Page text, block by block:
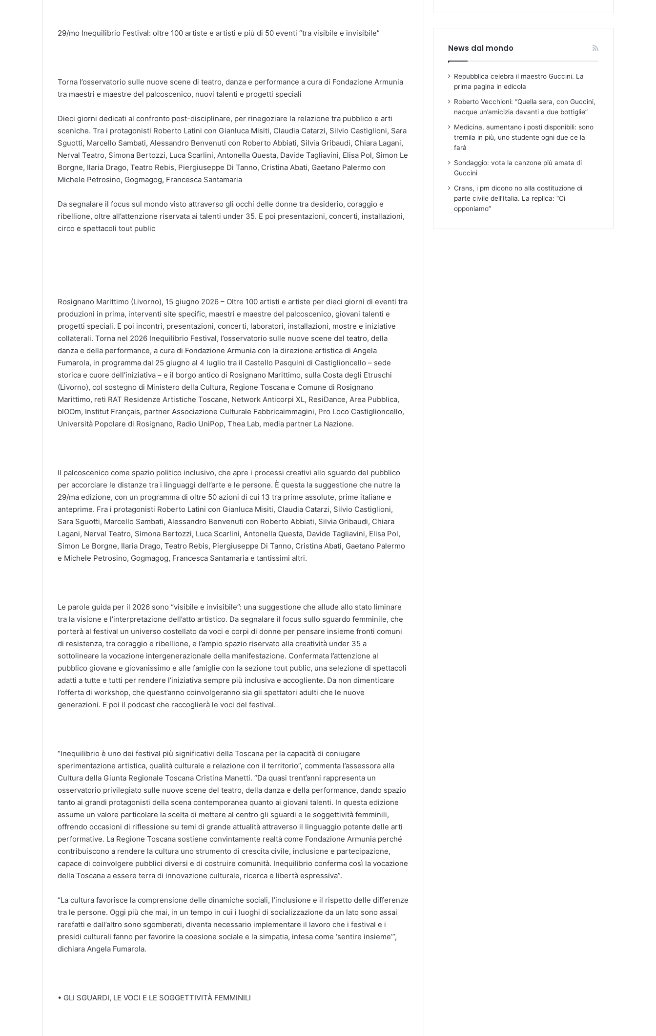
29/mo Inequilibrio Festival: oltre 100 artiste e artisti e più di 50 eventi “tra visibile e invisibile”
Torna l’osservatorio sulle nuove scene di teatro, danza e performance a cura di Fondazione Armunia
tra maestri e maestre del palcoscenico, nuovi talenti e progetti speciali
Dieci giorni dedicati al confronto post-disciplinare, per rinegoziare la relazione tra pubblico e arti
sceniche. Tra i protagonisti Roberto Latini con Gianluca Misiti, Claudia Catarzi, Silvio Castiglioni, Sara
Sguotti, Marcello Sambati, Alessandro Benvenuti con Roberto Abbiati, Silvia Gribaudi, Chiara Lagani,
Nerval Teatro, Simona Bertozzi, Luca Scarlini, Antonella Questa, Davide Tagliavini, Elisa Pol, Simon Le
Borgne, Ilaria Drago, Teatro Rebis, Piergiuseppe Di Tanno, Cristina Abati, Gaetano Palermo con
Michele Petrosino, Gogmagog, Francesca Santamaria
Da segnalare il focus sul mondo visto attraverso gli occhi delle donne tra desiderio, coraggio e
ribellione, oltre all’attenzione riservata ai talenti under 35. E poi presentazioni, concerti, installazioni,
circo e spettacoli tout public
Rosignano Marittimo (Livorno), 15 giugno 2026 – Oltre 100 artisti e artiste per dieci giorni di eventi tra
produzioni in prima, interventi site specific, maestri e maestre del palcoscenico, giovani talenti e
progetti speciali. E poi incontri, presentazioni, concerti, laboratori, installazioni, mostre e iniziative
collaterali. Torna nel 2026 Inequilibrio Festival, l’osservatorio sulle nuove scene del teatro, della
danza e della performance, a cura di Fondazione Armunia con la direzione artistica di Angela
Fumarola, in programma dal 25 giugno al 4 luglio tra il Castello Pasquini di Castiglioncello – sede
storica e cuore dell’iniziativa – e il borgo antico di Rosignano Marittimo, sulla Costa degli Etruschi
(Livorno), col sostegno di Ministero della Cultura, Regione Toscana e Comune di Rosignano
Marittimo, reti RAT Residenze Artistiche Toscane, Network Anticorpi XL, ResiDance, Area Pubblica,
blOOm, Institut Français, partner Associazione Culturale Fabbricaimmagini, Pro Loco Castiglioncello,
Università Popolare di Rosignano, Radio UniPop, Thea Lab, media partner La Nazione.
Il palcoscenico come spazio politico inclusivo, che apre i processi creativi allo sguardo del pubblico
per accorciare le distanze tra i linguaggi dell’arte e le persone. È questa la suggestione che nutre la
29/ma edizione, con un programma di oltre 50 azioni di cui 13 tra prime assolute, prime italiane e
anteprime. Fra i protagonisti Roberto Latini con Gianluca Misiti, Claudia Catarzi, Silvio Castiglioni,
Sara Sguotti, Marcello Sambati, Alessandro Benvenuti con Roberto Abbiati, Silvia Gribaudi, Chiara
Lagani, Nerval Teatro, Simona Bertozzi, Luca Scarlini, Antonella Questa, Davide Tagliavini, Elisa Pol,
Simon Le Borgne, Ilaria Drago, Teatro Rebis, Piergiuseppe Di Tanno, Cristina Abati, Gaetano Palermo
e Michele Petrosino, Gogmagog, Francesca Santamaria e tantissimi altri.
Le parole guida per il 2026 sono “visibile e invisibile”: una suggestione che allude allo stato liminare
tra la visione e l’interpretazione dell’atto artistico. Da segnalare il focus sullo sguardo femminile, che
porterà al festival un universo costellato da voci e corpi di donne per pensare insieme fronti comuni
di resistenza, tra coraggio e ribellione, e l’ampio spazio riservato alla creatività under 35 a
sottolineare la vocazione intergenerazionale della manifestazione. Confermata l’attenzione al
pubblico giovane e giovanissimo e alle famiglie con la sezione tout public, una selezione di spettacoli
adatti a tutte e tutti per rendere l’iniziativa sempre più inclusiva e accogliente. Da non dimenticare
l’offerta di workshop, che quest’anno coinvolgeranno sia gli spettatori adulti che le nuove
generazioni. E poi il podcast che raccoglierà le voci del festival.
“Inequilibrio è uno dei festival più significativi della Toscana per la capacità di coniugare
sperimentazione artistica, qualità culturale e relazione con il territorio”, commenta l’assessora alla
Cultura della Giunta Regionale Toscana Cristina Manetti. “Da quasi trent’anni rappresenta un
osservatorio privilegiato sulle nuove scene del teatro, della danza e della performance, dando spazio
tanto ai grandi protagonisti della scena contemporanea quanto ai giovani talenti. In questa edizione
assume un valore particolare la scelta di mettere al centro gli sguardi e le soggettività femminili,
offrendo occasioni di riflessione su temi di grande attualità attraverso il linguaggio potente delle arti
performative. La Regione Toscana sostiene convintamente realtà come Fondazione Armunia perché
contribuiscono a rendere la cultura uno strumento di crescita civile, inclusione e partecipazione,
capace di coinvolgere pubblici diversi e di costruire comunità. Inequilibrio conferma così la vocazione
della Toscana a essere terra di innovazione culturale, ricerca e libertà espressiva”.
“La cultura favorisce la comprensione delle dinamiche sociali, l’inclusione e il rispetto delle differenze
tra le persone. Oggi più che mai, in un tempo in cui i luoghi di socializzazione da un lato sono assai
rarefatti e dall’altro sono sgomberati, diventa necessario implementare il lavoro che i festival e i
presidi culturali fanno per favorire la coesione sociale e la simpatia, intesa come ‘sentire insieme’”,
dichiara Angela Fumarola.
• GLI SGUARDI, LE VOCI E LE SOGGETTIVITÀ FEMMINILI
News dal mondo
Repubblica celebra il maestro Guccini. La
prima pagina in edicola
Roberto Vecchioni: “Quella sera, con Guccini,
nacque un’amicizia davanti a due bottiglie”
Medicina, aumentano i posti disponibili: sono
tremila in più, uno studente ogni due ce la
farà
Sondaggio: vota la canzone più amata di
Guccini
Crans, i pm dicono no alla costituzione di
parte civile dell’Italia. La replica: “Ci
opponiamo”